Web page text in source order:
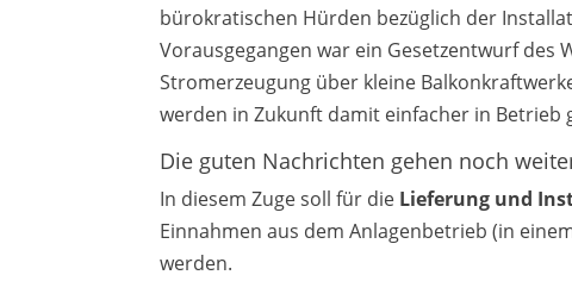
bürokratischen Hürden bezüglich der
Vorausgegangen war ein Gesetzentwurf
Stromerzeugung über kleine
werden in Zukunft damit einfacher in Betrieb
Die guten Nachrichten gehen noch
In diesem Zuge soll für die Lieferung und
Einnahmen aus dem Anlagenbetrieb (in
werden.